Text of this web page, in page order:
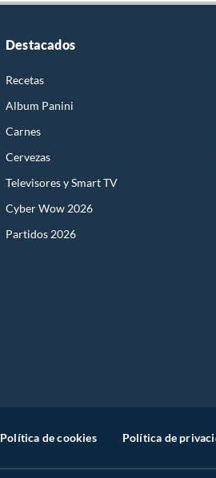
Destacados
Recetas
Album Panini
Carnes
Cervezas
Televisores y Smart TV
Cyber Wow 2026
Partidos 2026
Política de cookies Política de